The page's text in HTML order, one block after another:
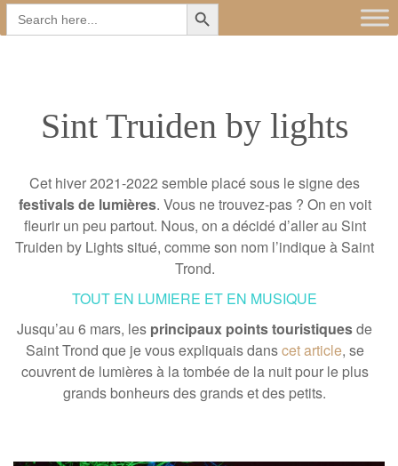
Search
for:
Main
menu
Skip
Sint Truiden by lights
Cet hiver 2021-2022 semble placé sous le signe des
festivals de lumières. Vous ne trouvez-pas ? On en voit
fleurir un peu partout. Nous, on a décidé d’aller au Sint
Truiden by Lights situé, comme son nom l’indique à Saint
Trond.
TOUT EN LUMIERE ET EN MUSIQUE
Jusqu’au 6 mars, les principaux points touristiquesde
Saint Trond que je vous expliquais danscet article, se
couvrent de lumières à la tombée de la nuit pour le plus
grands bonheurs des grands et des petits.